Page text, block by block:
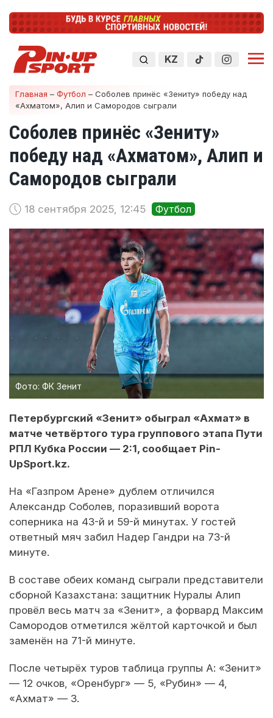
KZ
Главная – Футбол – Соболев принёс «Зениту» победу над
«Ахматом», Алип и Самородов сыграли
Соболев принёс «Зениту»
победу над «Ахматом», Алип и
Самородов сыграли
18 сентября 2025, 12:45 Футбол
Фото: ФК Зенит
Петербургский «Зенит» обыграл «Ахмат» в
матче четвёртого тура группового этапа Пути
РПЛ Кубка России — 2:1, сообщает Pin-
UpSport.kz.
На «Газпром Арене» дублем отличился
Александр Соболев, поразивший ворота
соперника на 43-й и 59-й минутах. У гостей
ответный мяч забил Надер Гандри на 73-й
минуте.
В составе обеих команд сыграли представители
сборной Казахстана: защитник Нуралы Алип
провёл весь матч за «Зенит», а форвард Максим
Самородов отметился жёлтой карточкой и был
заменён на 71-й минуте.
После четырёх туров таблица группы А: «Зенит»
— 12 очков, «Оренбург» — 5, «Рубин» — 4,
«Ахмат» — 3.